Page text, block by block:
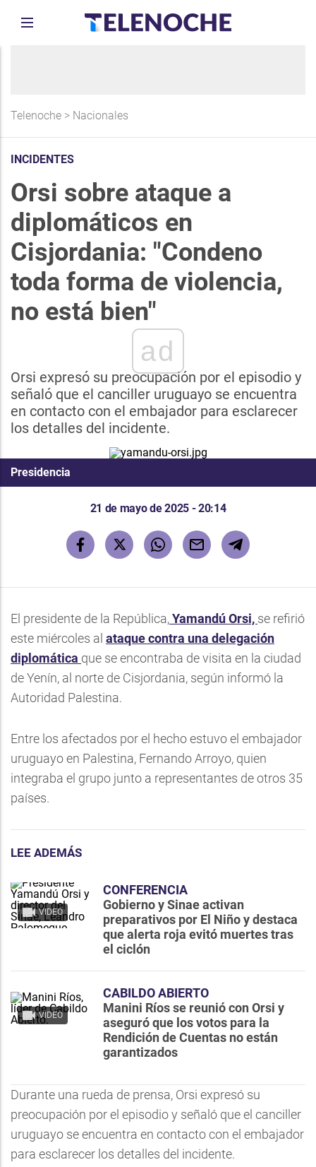
Telenoche > Nacionales
INCIDENTES
Orsi sobre ataque a
diplomáticos en
Cisjordania: "Condeno
toda forma de violencia,
no está bien"
ad
Orsi expresó su preocupación por el episodio y
señaló que el canciller uruguayo se encuentra
en contacto con el embajador para esclarecer
los detalles del incidente.
Presidencia
21 de mayo de 2025 - 20:14
El presidente de la República,Yamandú Orsi, se refirió
este miércoles al ataque contra una delegación
diplomática que se encontraba de visita en la ciudad
de Yenín, al norte de Cisjordania, según informó la
Autoridad Palestina.
Entre los afectados por el hecho estuvo el embajador
uruguayo en Palestina, Fernando Arroyo, quien
integraba el grupo junto a representantes de otros 35
países.
LEE ADEMÁS
VIDEO
CONFERENCIA
Gobierno y Sinae activan
preparativos por El Niño y destaca
que alerta roja evitó muertes tras
el ciclón
VIDEO
CABILDO ABIERTO
Manini Ríos se reunió con Orsi y
aseguró que los votos para la
Rendición de Cuentas no están
garantizados
Durante una rueda de prensa, Orsi expresó su
preocupación por el episodio y señaló que el canciller
uruguayo se encuentra en contacto con el embajador
para esclarecer los detalles del incidente.